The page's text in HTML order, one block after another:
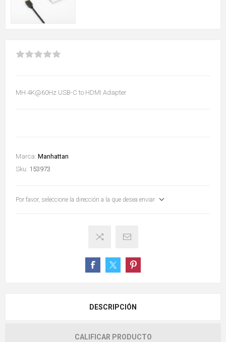
MH 4K@60Hz USB-C to HDMI Adapter
Marca: Manhattan
Sku: 153973
Por favor, seleccione la dirección a la que desea enviar
DESCRIPCIÓN
CALIFICAR PRODUCTO